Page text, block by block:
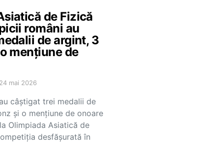
de Fizică
români au
de argint, 3
mențiune de
24 mai 2026
câștigat trei medalii de
și o mențiune de onoare
Olimpiada Asiatică de
desfășurată în